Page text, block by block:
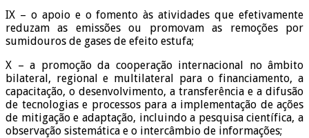
IX – o apoio e o fomento às atividades que efetivamente
reduzam as emissões ou promovam as remoções por
sumidouros de gases de efeito estufa;
X – a promoção da cooperação internacional no âmbito
bilateral, regional e multilateral para o financiamento, a
capacitação, o desenvolvimento, a transferência e a difusão
de tecnologias e processos para a implementação de ações
de mitigação e adaptação, incluindo a pesquisa científica, a
observação sistemática e o intercâmbio de informações;